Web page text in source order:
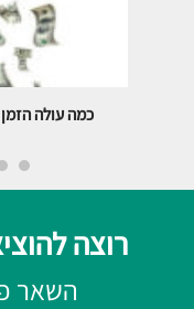
כמה עולה
רוצה
השאר